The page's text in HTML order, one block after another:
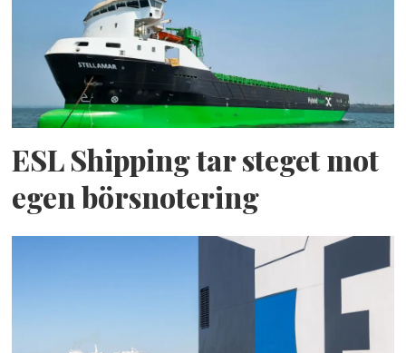
ESL Shipping tar steget mot
egen börsnotering